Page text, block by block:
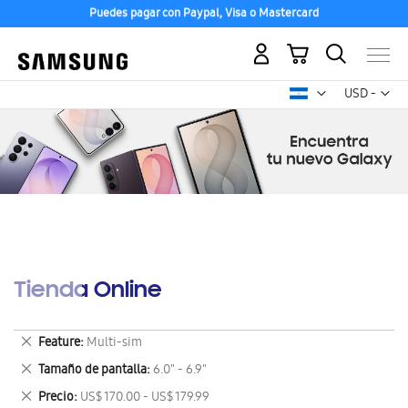
Puedes pagar con Paypal, Visa o Mastercard
USD -
dólar
Mi carrito
Tienda Online
Feature Multi-sim
Eliminar
este
artículo
Tamaño de pantalla 6.0" - 6.9"
Eliminar
este
Precio US$ 170.00 - US$ 179.99
Eliminar